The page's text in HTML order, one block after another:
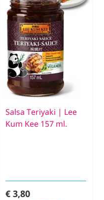
Salsa Teriyaki | Lee
Kum Kee 157 ml.
€ 3,80